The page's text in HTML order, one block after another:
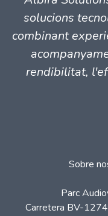
solucions
combinant
rendibilitat,
So​bre
Parc
Carretera BV-